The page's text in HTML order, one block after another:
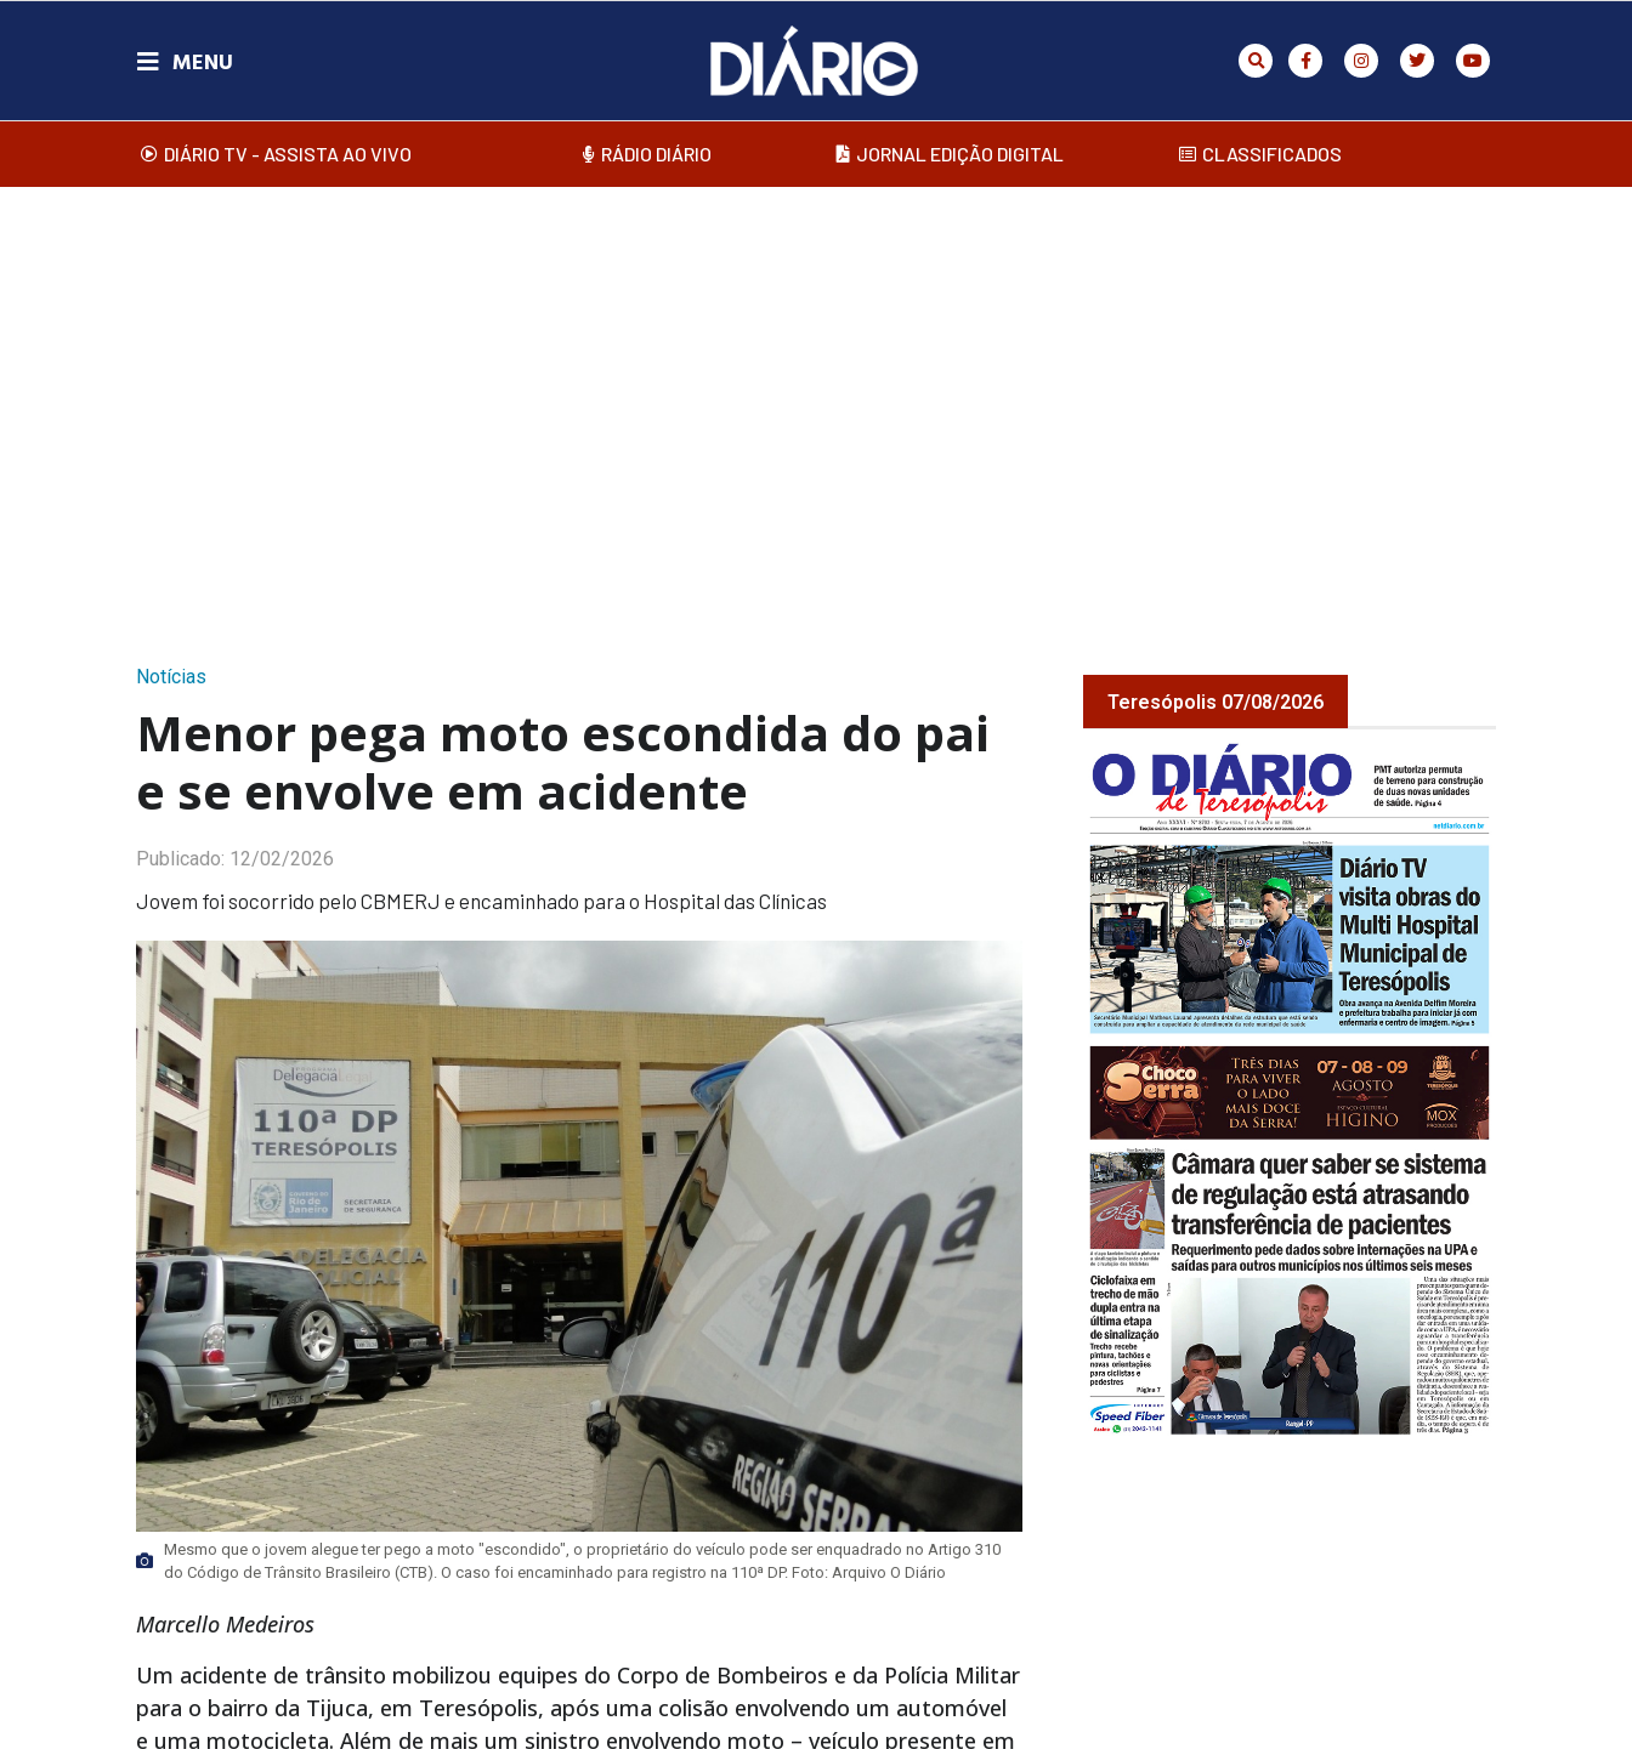
DIÁRIO TV - ASSISTA AO VIVO RÁDIO DIÁRIO JORNAL EDIÇÃO DIGITAL CLASSIFICADOS
Notícias
Menor pega moto escondida do pai
e se envolve em acidente
Publicado: 12/02/2026
Jovem foi socorrido pelo CBMERJ e encaminhado para o Hospital das Clínicas
Mesmo que o jovem alegue ter pego a moto "escondido", o proprietário do veículo pode ser enquadrado no Artigo 310
do Código de Trânsito Brasileiro (CTB). O caso foi encaminhado para registro na 110ª DP. Foto: Arquivo O Diário
Marcello Medeiros
Um acidente de trânsito mobilizou equipes do Corpo de Bombeiros e da Polícia Militar
para o bairro da Tijuca, em Teresópolis, após uma colisão envolvendo um automóvel
e uma motocicleta. Além de mais um sinistro envolvendo moto – veículo presente em
Teresópolis 07/08/2026